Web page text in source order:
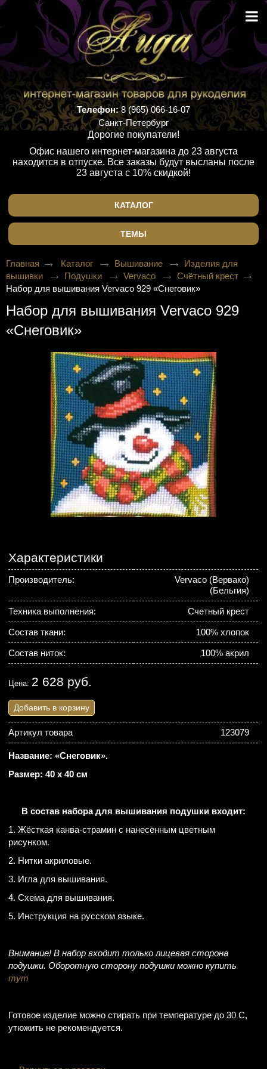
Телефон:8 (965) 066-16-07
Санкт-Петербург
Дорогие покупатели!
Офис нашего интернет-магазина до 23 августа
находится в отпуске. Все заказы будут высланы после
23 августа с 10% скидкой!
КАТАЛОГ
ТЕМЫ
Главная Каталог Вышивание
Изделия для
вышивки
Подушки Vervaco
Счётный крест
Набор для вышивания Vervaco 929 «Снеговик»
Набор для вышивания Vervaco 929
«Снеговик»
Характеристики
Производитель:
Vervaco (Вервако)
(Бельгия)
Техника выполнения: Счетный крест
Состав ткани: 100% хлопок
Состав ниток: 100% акрил
Цена: 2 628 руб.
Добавить в корзину
Артикул товара 123079
Название: «Снеговик».
Размер: 40 х 40 см
В состав набора для вышивания подушки входит:
1. Жёсткая канва-страмин с нанесённым цветным
рисунком.
2. Нитки акриловые.
3. Игла для вышивания.
4. Схема для вышивания.
5. Инструкция на русском языке.
Внимание! В набор входит только лицевая сторона
подушки. Оборотную сторону подушки можно купить
тут
Готовое изделие можно стирать при температуре до 30 С,
утюжить не рекомендуется.